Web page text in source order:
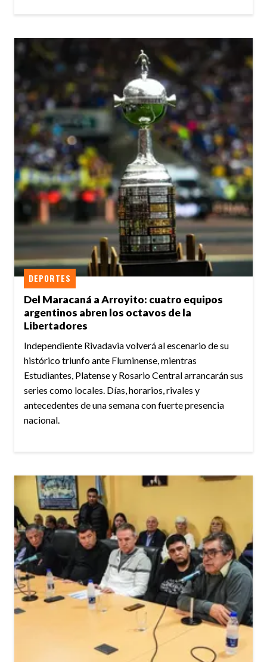
Del Maracaná a Arroyito: cuatro equipos
argentinos abren los octavos de la
Libertadores
DEPORTES
Independiente Rivadavia volverá al escenario de su
histórico triunfo ante Fluminense, mientras
Estudiantes, Platense y Rosario Central arrancarán sus
series como locales. Días, horarios, rivales y
antecedentes de una semana con fuerte presencia
nacional.